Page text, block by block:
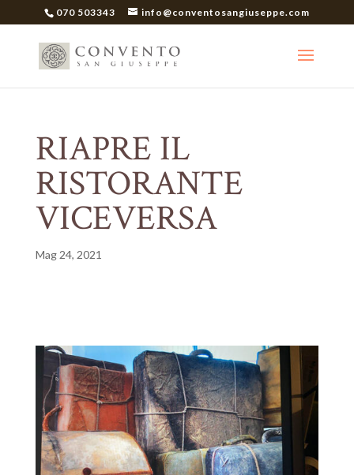
070 503343 info@conventosangiuseppe.com
RIAPRE IL
RISTORANTE
VICEVERSA
Mag 24, 2021